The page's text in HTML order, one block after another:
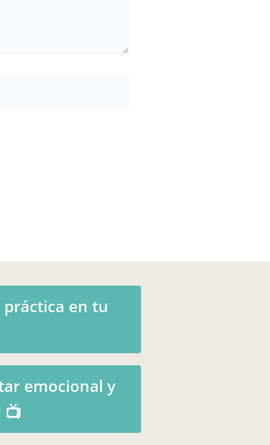
en tu
emocional y